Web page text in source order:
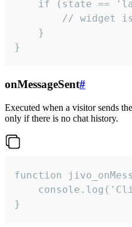
if (state ==
// widget
    }
}
onMessageSent#
Executed when a visitor sends
only if there is no chat history.
function
}